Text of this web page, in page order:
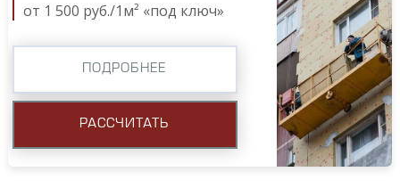
от 1 500 руб./1м² «под ключ»
ПОДРОБНЕЕ
РАССЧИТАТЬ